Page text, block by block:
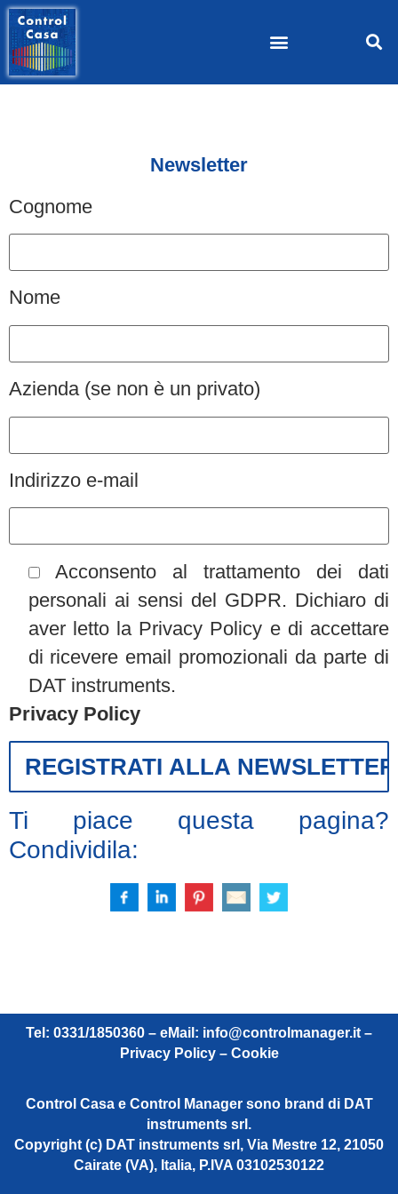
Newsletter
Cognome
Nome
Azienda (se non è un privato)
Indirizzo e-mail
Acconsento al trattamento dei dati
personali ai sensi del GDPR. Dichiaro di
aver letto la Privacy Policy e di accettare
di ricevere email promozionali da parte di
DAT instruments.
Privacy Policy
Ti piace questa pagina?
Condividila:
Tel: 0331/1850360 – eMail: info@controlmanager.it –
Privacy Policy – Cookie
Control Casa e Control Manager sono brand di DAT
instruments srl.
Copyright (c) DAT instruments srl, Via Mestre 12, 21050
Cairate (VA), Italia, P.IVA 03102530122